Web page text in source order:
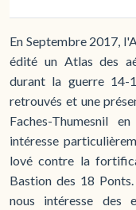
En Septembre 2017,
édité un Atlas des
durant la guerre 14-
retrouvés et une
Faches-Thumesnil
intéresse
lové contre la
Bastion des 18
nous intéresse des